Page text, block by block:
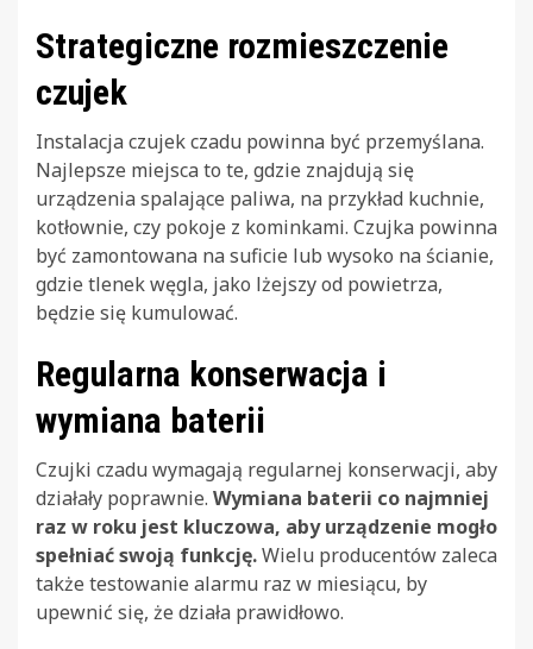
Strategiczne rozmieszczenie
czujek
Instalacja czujek czadu powinna być przemyślana.
Najlepsze miejsca to te, gdzie znajdują się
urządzenia spalające paliwa, na przykład kuchnie,
kotłownie, czy pokoje z kominkami. Czujka powinna
być zamontowana na suficie lub wysoko na ścianie,
gdzie tlenek węgla, jako lżejszy od powietrza,
będzie się kumulować.
Regularna konserwacja i
wymiana baterii
Czujki czadu wymagają regularnej konserwacji, aby
działały poprawnie. Wymiana baterii co najmniej
raz w roku jest kluczowa, aby urządzenie mogło
spełniać swoją funkcję.Wielu producentów zaleca
także testowanie alarmu raz w miesiącu, by
upewnić się, że działa prawidłowo.